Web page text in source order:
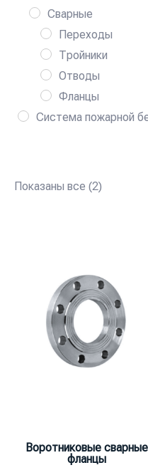
Сварные
Переходы
Тройники
Отводы
Фланцы
Система пожарной
Показаны все (2)
Воротниковые сварные
фланцы